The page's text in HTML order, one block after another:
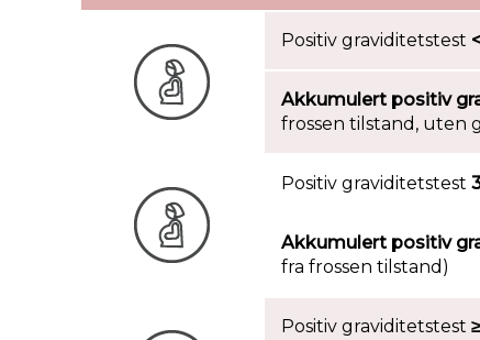
Positiv graviditetstest
Akkumulert positiv
frossen tilstand, uten
Positiv graviditetstest
Akkumulert positiv
fra frossen tilstand)
Positiv graviditetstest